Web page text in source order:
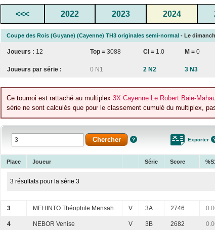
<<< 2022 2023 2024
Coupe des Rois (Guyane) (Cayenne) TH3 originales semi-normal - Le
Joueurs : 12 Top = 3088 CI = 1.0 M = 0
Joueurs par série : 0 N1 2 N2 3 N3
Ce tournoi est rattaché au multiplex 3X Cayenne Le Robert Baie-
série ne sont calculés que pour le classement cumulé du multiplex,
Exporter
Place Joueur Série Score
3 résultats pour la série 3
3 MEHINTO Théophile Mensah V 3A 2746
4 NEBOR Venise V 3B 2682